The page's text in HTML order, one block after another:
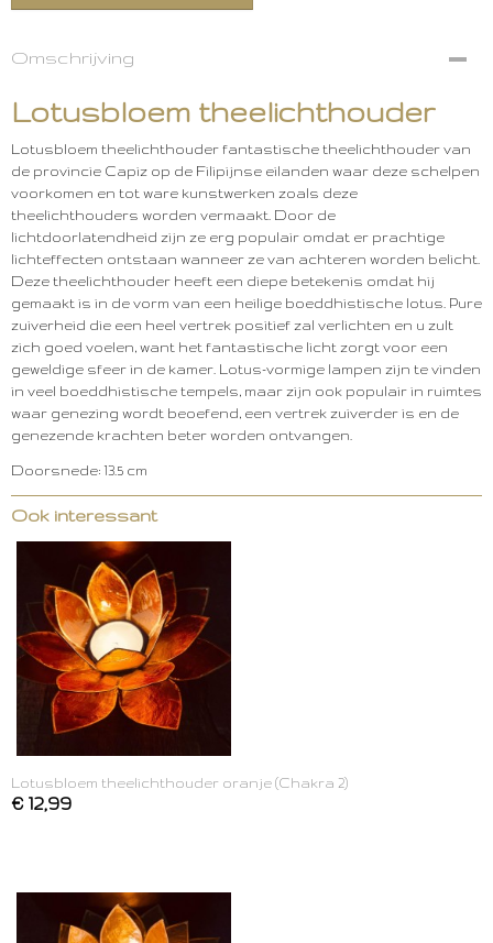
Omschrijving
Lotusbloem theelichthouder
Lotusbloem theelichthouder fantastische theelichthouder van
de provincie Capiz op de Filipijnse eilanden waar deze schelpen
voorkomen en tot ware kunstwerken zoals deze
theelichthouders worden vermaakt. Door de
lichtdoorlatendheid zijn ze erg populair omdat er prachtige
lichteffecten ontstaan ​​wanneer ze van achteren worden belicht.
Deze theelichthouder heeft een diepe betekenis omdat hij
gemaakt is in de vorm van een heilige boeddhistische lotus. Pure
zuiverheid die een heel vertrek positief zal verlichten en u zult
zich goed voelen, want het fantastische licht zorgt voor een
geweldige sfeer in de kamer. Lotus-vormige lampen zijn te vinden
in veel boeddhistische tempels, maar zijn ook populair in ruimtes
waar genezing wordt beoefend, een vertrek zuiverder is en de
genezende krachten beter worden ontvangen.
Doorsnede: 13.5 cm
Ook interessant
Lotusbloem theelichthouder oranje (Chakra 2)
€ 12,99